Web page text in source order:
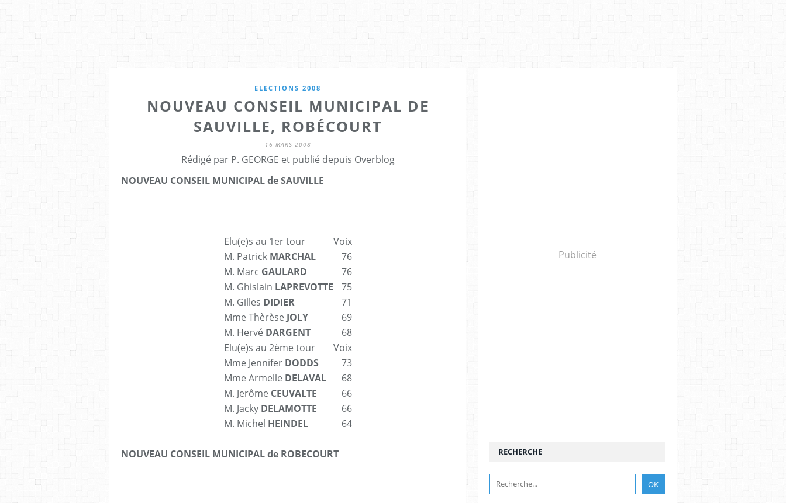
ELECTIONS 2008
NOUVEAU CONSEIL MUNICIPAL DE
SAUVILLE, ROBÉCOURT
16 MARS 2008
Rédigé par P. GEORGE et publié depuis Overblog
NOUVEAU CONSEIL MUNICIPAL de SAUVILLE
Elu(e)s au 1er tour
Voix
M. Patrick MARCHAL
76
M. Marc GAULARD
76
M. Ghislain LAPREVOTTE
75
M. Gilles DIDIER
71
Mme Thèrèse JOLY
69
M. Hervé DARGENT
68
Elu(e)s au 2ème tour
Voix
Mme Jennifer DODDS
73
Mme Armelle DELAVAL
68
M. Jerôme CEUVALTE
66
M. Jacky DELAMOTTE
66
M. Michel HEINDEL 64
NOUVEAU CONSEIL MUNICIPAL de ROBECOURT
Publicité
RECHERCHE